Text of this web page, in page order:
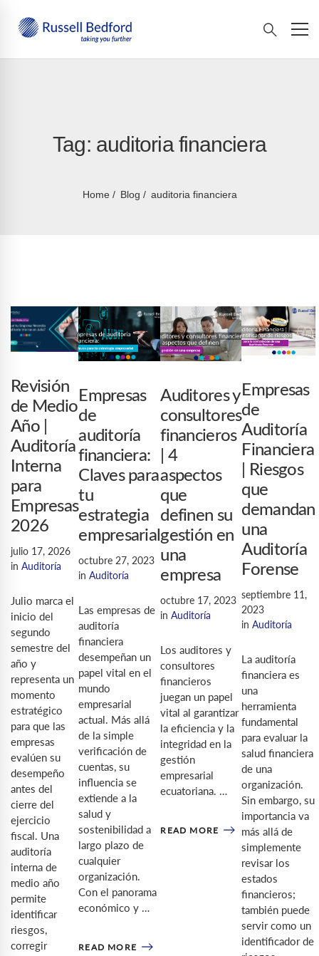
Tag: auditoria financiera
Home Blog auditoria financiera
Revisión
de Medio
Año |
Auditoría
Interna
para
Empresas
2026
julio 17, 2026
in Auditoría
Julio marca el
inicio del
segundo
semestre del
año y
representa un
momento
estratégico
para que las
empresas
evalúen su
desempeño
antes del
cierre del
ejercicio
fiscal. Una
auditoría
interna de
medio año
permite
identificar
riesgos,
corregir
Empresas
de
auditoría
financiera:
Claves para
tu
estrategia
empresarial
octubre 27, 2023
inAuditoría
Las empresas de
auditoría
financiera
desempeñan un
papel vital en el
mundo
empresarial
actual. Más allá
de la simple
verificación de
cuentas, su
influencia se
extiende a la
salud y
sostenibilidad a
largo plazo de
cualquier
organización.
Con el panorama
económico y …
READ MORE
Auditores y
consultores
financieros
| 4
aspectos
que
definen su
gestión en
una
empresa
octubre 17, 2023
inAuditoría
Los auditores y
consultores
financieros
juegan un papel
vital al garantizar
la eficiencia y la
integridad en la
gestión
empresarial
ecuatoriana. …
READ MORE
Empresas
de
Auditoría
Financiera
| Riesgos
que
demandan
una
Auditoría
Forense
septiembre 11,
2023
inAuditoría
La auditoría
financiera es
una
herramienta
fundamental
para evaluar la
salud financiera
de una
organización.
Sin embargo, su
importancia va
más allá de
simplemente
revisar los
estados
financieros;
también puede
servir como un
identificador de